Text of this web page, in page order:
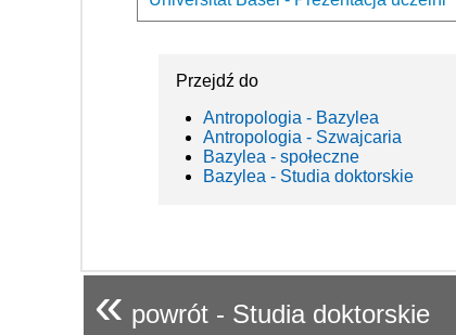
Przejdź do
Antropologia - Bazylea
Antropologia - Szwajcaria
Bazylea - społeczne
Bazylea - Studia doktorskie
« powrót - Studia doktorskie